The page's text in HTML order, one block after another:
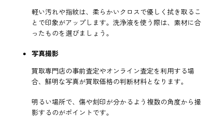
軽い汚れや指紋は、柔らかいクロスで優しく拭き取るこ
とで印象がアップします。洗浄液を使う際は、素材に合
ったものを選びましょう。
写真撮影
買取専門店の事前査定やオンライン査定を利用する場
合、鮮明な写真が買取価格の判断材料となります。
明るい場所で、傷や刻印が分かるよう複数の角度から撮
影するのがポイントです。